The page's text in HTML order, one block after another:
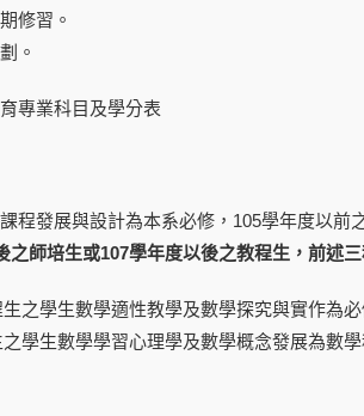
修習。
。
專業科目及學分表
程發展與設計為本系必修，105學年度以前
之師培生或107學年度以後之教程生，前述
之學生數學適性教學及數學探究與實作為必
學生數學學習心理學及數學概念發展為數